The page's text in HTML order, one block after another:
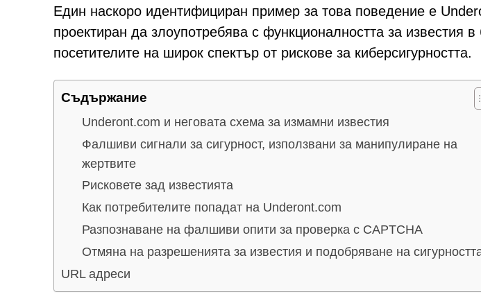
Един наскоро идентифициран пример за това поведение е
проектиран да злоупотребява с функционалността за известия
посетителите на широк спектър от рискове за киберсигурността.
Съдържание
Underont.com и неговата схема за измамни известия
Фалшиви сигнали за сигурност, използвани за манипулиране на
жертвите
Рисковете зад известията
Как потребителите попадат на Underont.com
Разпознаване на фалшиви опити за проверка с CAPTCHA
Отмяна на разрешенията за известия и подобряване на
URL адреси